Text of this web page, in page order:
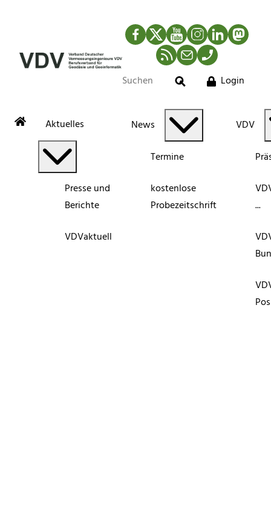
Facebook
TwitterYouTubeInstagram
LinkedIn
RSS-Newsfeed
MailTelefon
Suche
Login
Aktuelles
Presse und
Berichte
VDVaktuell
News
Termine
kostenlose
Probezeitschrift
VDV
...